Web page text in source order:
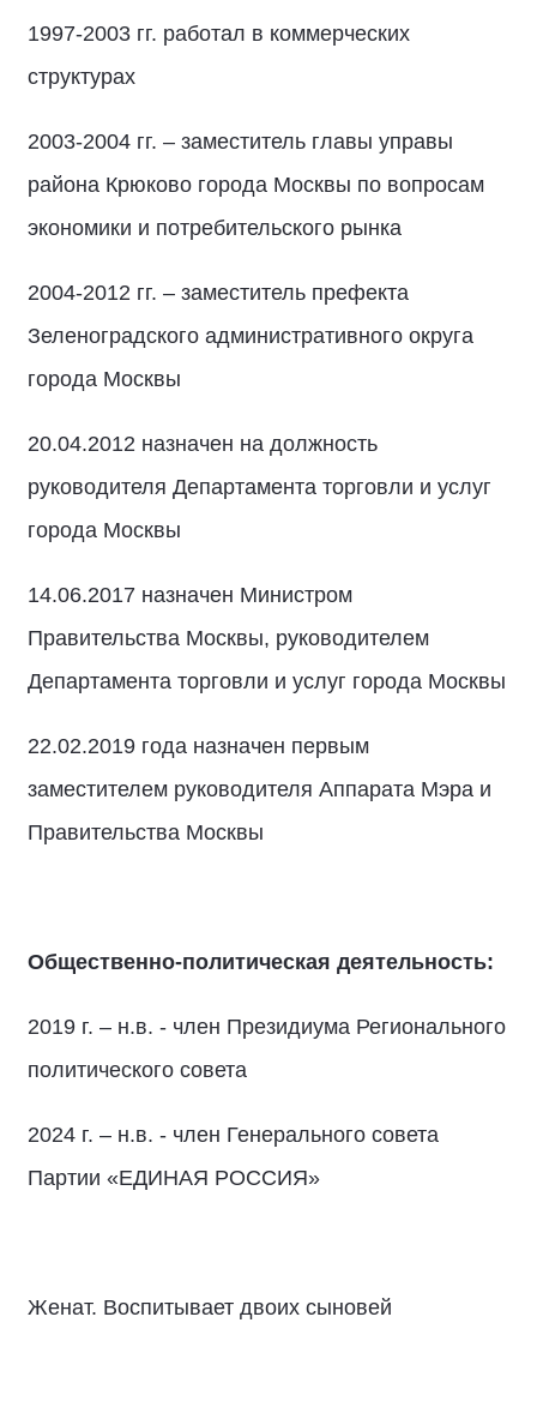
1997-2003 гг. работал в коммерческих
структурах
2003-2004 гг. – заместитель главы управы
района Крюково города Москвы по вопросам
экономики и потребительского рынка
2004-2012 гг. – заместитель префекта
Зеленоградского административного округа
города Москвы
20.04.2012 назначен на должность
руководителя Департамента торговли и услуг
города Москвы
14.06.2017 назначен Министром
Правительства Москвы, руководителем
Департамента торговли и услуг города Москвы
22.02.2019 года назначен первым
заместителем руководителя Аппарата Мэра и
Правительства Москвы
Общественно-политическая деятельность:
2019 г. – н.в. - член Президиума Регионального
политического совета
2024 г. – н.в. - член Генерального совета
Партии «ЕДИНАЯ РОССИЯ»
Женат. Воспитывает двоих сыновей